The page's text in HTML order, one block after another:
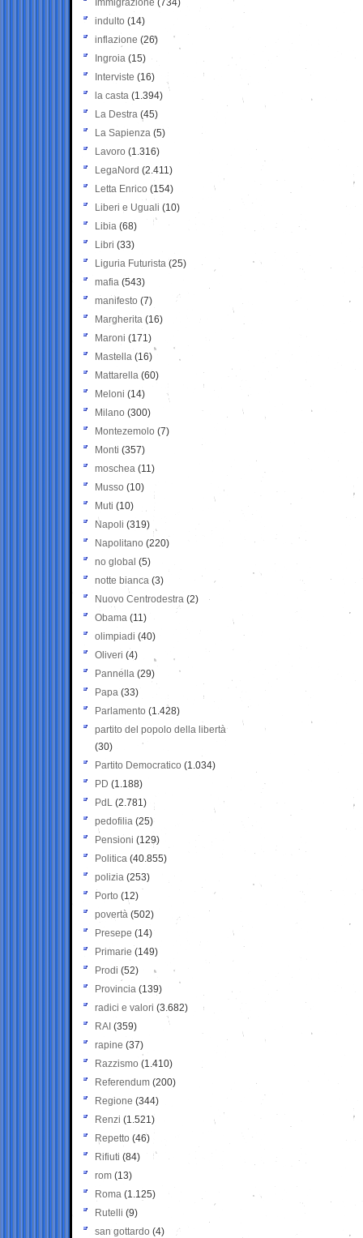
Immigrazione (734)
indulto (14)
inflazione (26)
Ingroia (15)
Interviste (16)
la casta (1.394)
La Destra (45)
La Sapienza (5)
Lavoro (1.316)
LegaNord (2.411)
Letta Enrico (154)
Liberi e Uguali (10)
Libia (68)
Libri (33)
Liguria Futurista (25)
mafia (543)
manifesto (7)
Margherita (16)
Maroni (171)
Mastella (16)
Mattarella (60)
Meloni (14)
Milano (300)
Montezemolo (7)
Monti (357)
moschea (11)
Musso (10)
Muti (10)
Napoli (319)
Napolitano (220)
no global (5)
notte bianca (3)
Nuovo Centrodestra (2)
Obama (11)
olimpiadi (40)
Oliveri (4)
Pannella (29)
Papa (33)
Parlamento (1.428)
partito del popolo della libertà
(30)
Partito Democratico (1.034)
PD (1.188)
PdL (2.781)
pedofilia (25)
Pensioni (129)
Politica (40.855)
polizia (253)
Porto (12)
povertà (502)
Presepe (14)
Primarie (149)
Prodi (52)
Provincia (139)
radici e valori (3.682)
RAI (359)
rapine (37)
Razzismo (1.410)
Referendum (200)
Regione (344)
Renzi (1.521)
Repetto (46)
Rifiuti (84)
rom (13)
Roma (1.125)
Rutelli (9)
san gottardo (4)